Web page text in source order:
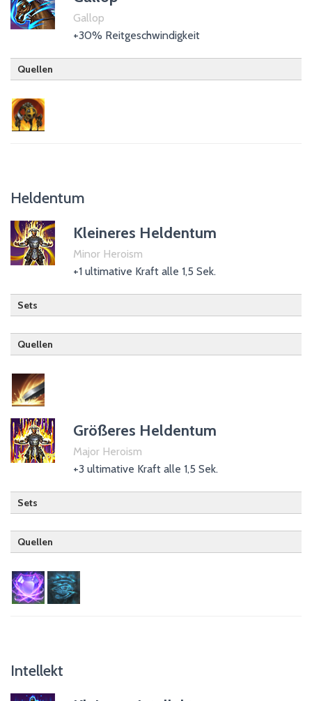
Trank der Rüstung
Gallop
+30% Reitgeschwindigkeit
Quellen
Heldentum
Kleineres Heldentum
Minor Heroism
+1 ultimative Kraft alle 1,5 Sek.
Sets
Quellen
Größeres Heldentum
Major Heroism
+3 ultimative Kraft alle 1,5 Sek.
Sets
Quellen
Hüter
Intellekt